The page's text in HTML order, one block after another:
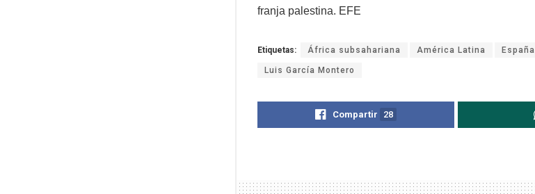
franja palestina. EFE
Etiquetas: África subsahariana América Latina España
Luis García Montero
Compartir 28